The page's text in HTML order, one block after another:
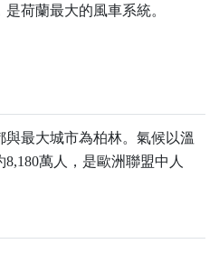
荷蘭最大的風車系統。
與最大城市為柏林。氣候以溫
萬人，是歐洲聯盟中人